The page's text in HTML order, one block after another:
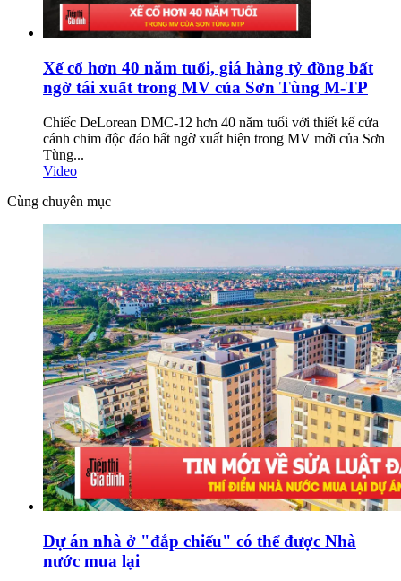
Xế cổ hơn 40 năm tuổi, giá hàng tỷ đồng bất
ngờ tái xuất trong MV của Sơn Tùng M-TP
Chiếc DeLorean DMC-12 hơn 40 năm tuổi với thiết kế cửa
cánh chim độc đáo bất ngờ xuất hiện trong MV mới của Sơn
Tùng...
Video
Cùng chuyên mục
Dự án nhà ở "đắp chiếu" có thể được Nhà
nước mua lại